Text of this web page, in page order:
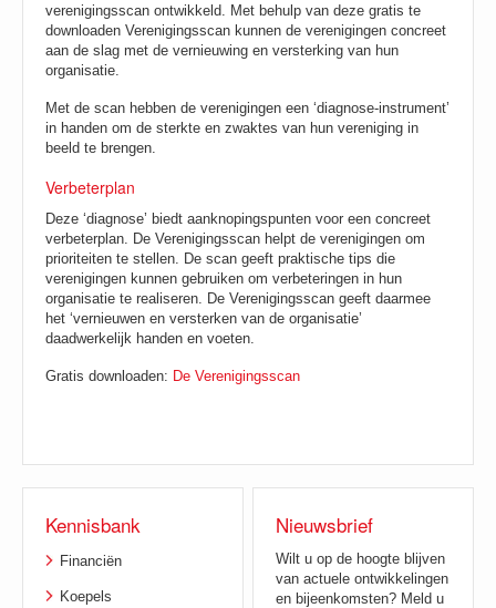
verenigingsscan ontwikkeld. Met behulp van deze gratis te
downloaden Verenigingsscan kunnen de verenigingen concreet
aan de slag met de vernieuwing en versterking van hun
organisatie.
Met de scan hebben de verenigingen een ‘diagnose-instrument’
in handen om de sterkte en zwaktes van hun vereniging in
beeld te brengen.
Verbeterplan
Deze ‘diagnose’ biedt aanknopingspunten voor een concreet
verbeterplan. De Verenigingsscan helpt de verenigingen om
prioriteiten te stellen. De scan geeft praktische tips die
verenigingen kunnen gebruiken om verbeteringen in hun
organisatie te realiseren. De Verenigingsscan geeft daarmee
het ‘vernieuwen en versterken van de organisatie’
daadwerkelijk handen en voeten.
Gratis downloaden: De Verenigingsscan
Kennisbank
Financiën
Koepels
Nieuwsbrief
Wilt u op de hoogte blijven
van actuele ontwikkelingen
en bijeenkomsten? Meld u